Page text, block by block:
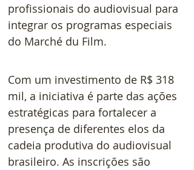
profissionais do audiovisual para
integrar os programas especiais
do Marché du Film.
Com um investimento de R$ 318
mil, a iniciativa é parte das ações
estratégicas para fortalecer a
presença de diferentes elos da
cadeia produtiva do audiovisual
brasileiro. As inscrições são